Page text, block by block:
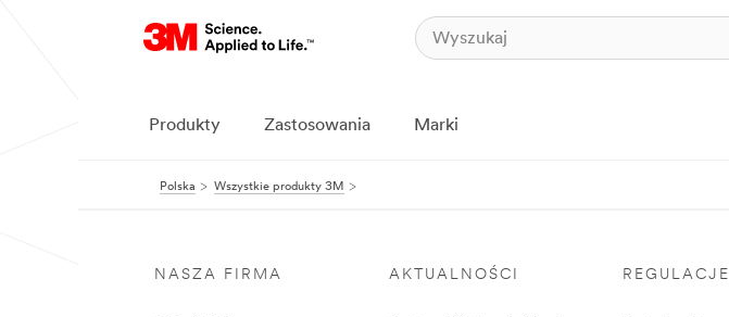
Produkty Zastosowania Marki
Polska Wszystkie produkty 3M
NASZA FIRMA AKTUALNOŚCI REGULACJE